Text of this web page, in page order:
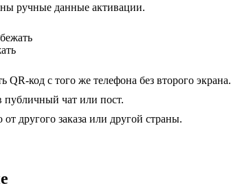
ручные данные активации.
QR-код с того же телефона без второго экрана.
публичный чат или пост.
другого заказа или другой страны.